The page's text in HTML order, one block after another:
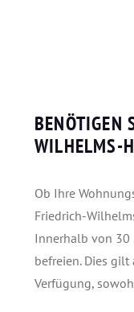
BENÖTIGEN
WILHELMS-
Ob Ihre
Friedrich-
Innerhalb von 30
befreien. Dies
Verfügung,